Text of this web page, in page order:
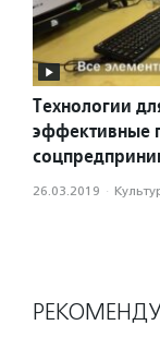
Технологии
эффективные
26.03.2019 ·